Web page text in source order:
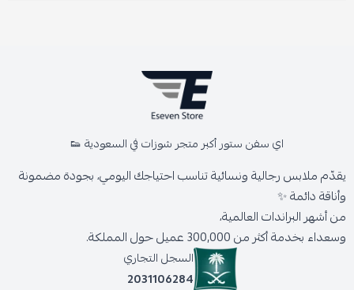
اي سفن ستور أكبر متجر شوزات في السعودية 👟
يقدّم ملابس رجالية ونسائية تناسب احتياجك اليومي، بجودة مضمونة
وأناقة دائمة ✨
من أشهر البراندات العالمية،
وسعداء بخدمة أكثر من 300,000 عميل حول المملكة.
السجل التجاري
2031106284